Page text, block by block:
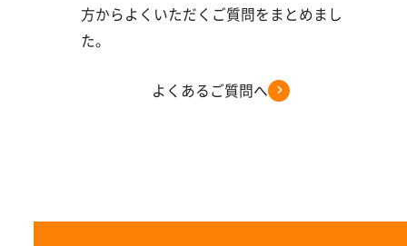
方からよくいただくご質問をまとめまし
た。
よくあるご質問へ